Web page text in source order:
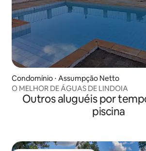
Condomínio ⋅ Assumpção Netto
O MELHOR DE ÁGUAS DE LINDOIA
Outros aluguéis por
piscina